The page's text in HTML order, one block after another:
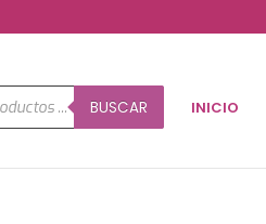
BUSCAR INICIO